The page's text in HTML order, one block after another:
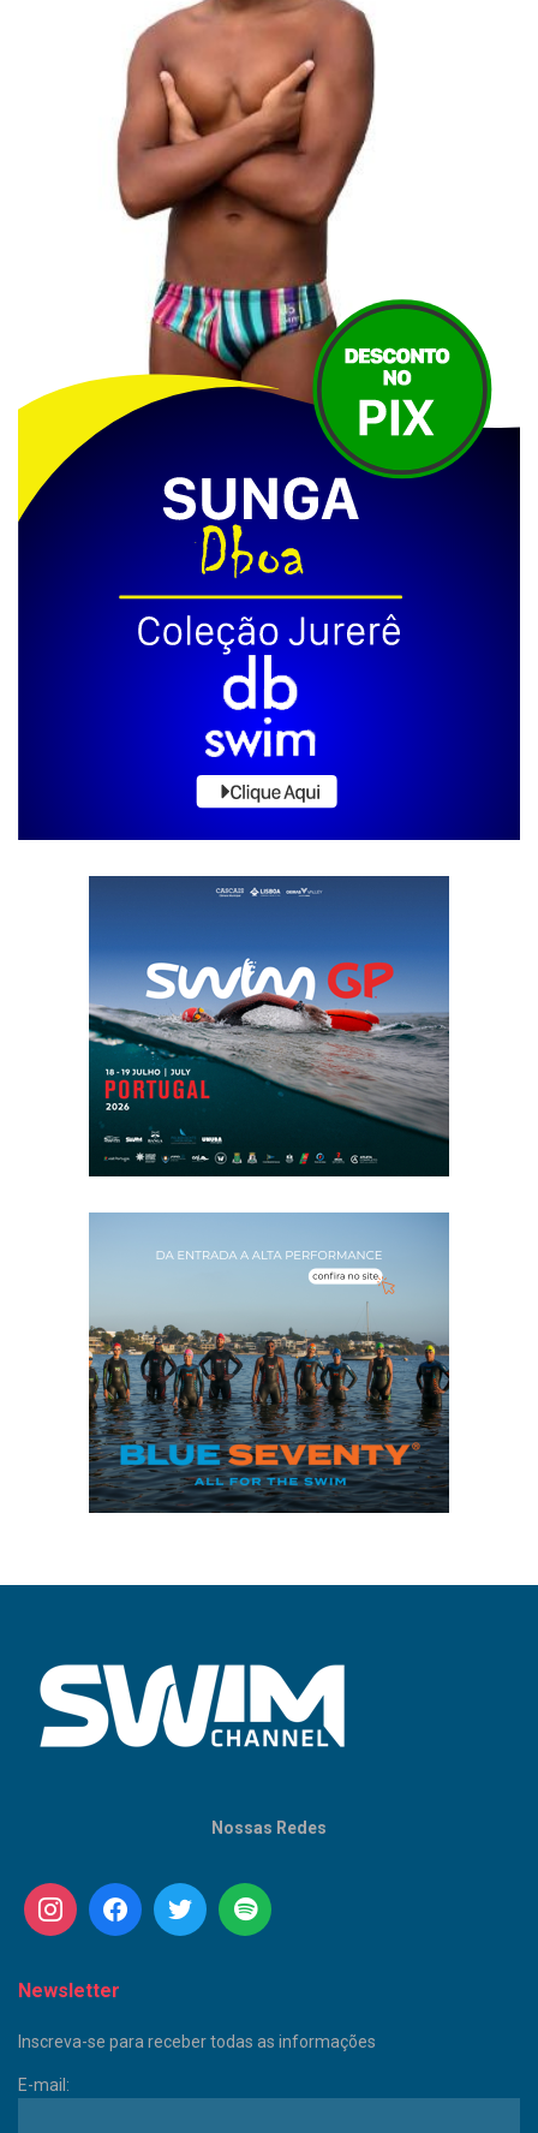
Nossas Redes
Newsletter
Inscreva-se para receber todas as informações
E-mail: